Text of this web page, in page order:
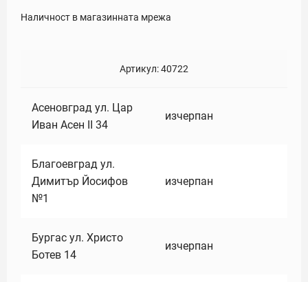
Наличност в магазинната мрежа
Артикул:40722
Асеновград ул. Цар
Иван Асен II 34
изчерпан
Благоевград ул.
Димитър Йосифов
№1
изчерпан
Бургас ул. Христо
Ботев 14
изчерпан